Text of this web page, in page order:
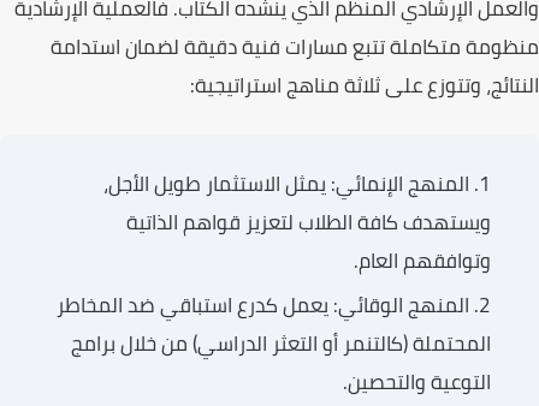
والعمل الإرشادي المنظم الذي ينشدهالكتاب. فالعملية الإرشادية
منظومة متكاملة تتبع مسارات فنية دقيقة لضمان استدامة
النتائج، وتتوزع على ثلاثة مناهج استراتيجية:
المنهج الإنمائي:يمثل الاستثمار طويل الأجل،
ويستهدف كافة الطلاب لتعزيز قواهم الذاتية
وتوافقهم العام.
المنهج الوقائي:يعمل كدرع استباقي ضد المخاطر
المحتملة (كالتنمر أو التعثر الدراسي) من خلال برامج
التوعية والتحصين.